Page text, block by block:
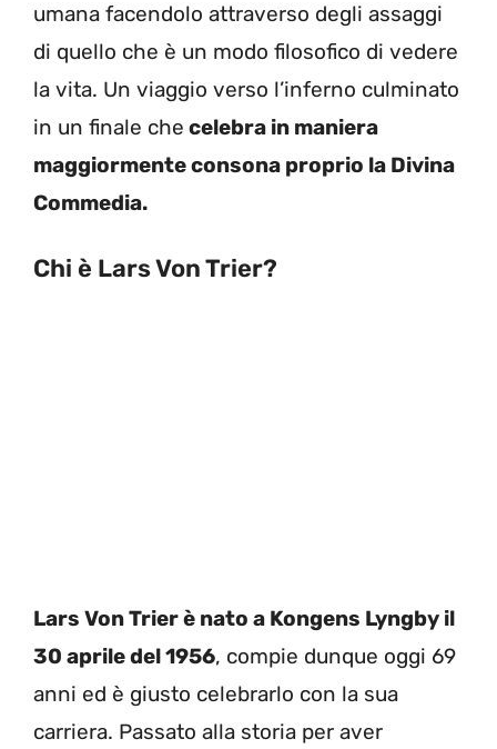
umana facendolo attraverso degli assaggi
di quello che è un modo filosofico di vedere
la vita. Un viaggio verso l’inferno culminato
in un finale che celebra in maniera
maggiormente consona proprio la Divina
Commedia.
Chi è Lars Von Trier?
Lars Von Trier è nato a Kongens Lyngby il
30 aprile del 1956, compie dunque oggi 69
anni ed è giusto celebrarlo con la sua
carriera. Passato alla storia per aver